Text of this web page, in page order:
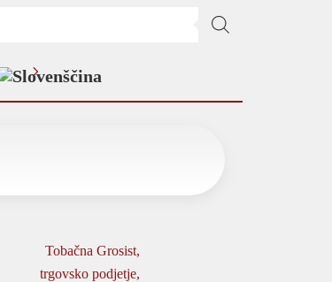
Tobačna Grosist,
trgovsko podjetje,